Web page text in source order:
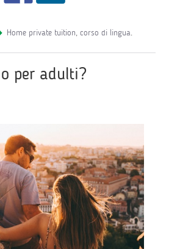
home private tuition, corso di lingua.
per adulti?